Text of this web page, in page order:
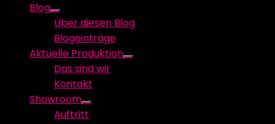
Blog
Show
sub
menu
Über diesen Blog
Blogeinträge
Aktuelle Produktion
Show
Das sind wir
Kontakt
Showroom
Show
sub
Auftritt